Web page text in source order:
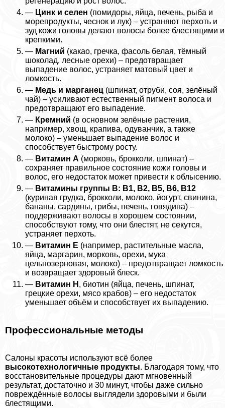
— Цинк и селен (помидоры, яйца, печень, рыба и
морепродукты, чеснок и лук) – устраняют перхоть и
зуд кожи головы делают волосы более блестящими и
крепкими.
— Магний (какао, гречка, фасоль белая, тёмный
шоколад, лесные орехи) – предотвращает
выпадение волос, устраняет матовый цвет и
ломкость.
— Медь и марганец (шпинат, отруби, соя, зелёный
чай) – усиливают естественный пигмент волоса и
предотвращают его выпадение.
— Кремний (в основном зелёные растения,
например, хвощ, крапива, одуванчик, а также
молоко) – уменьшает выпадение волос и
способствует быстрому росту.
— Витамин А (морковь, брокколи, шпинат) –
сохраняет правильное состояние кожи головы и
волос, его недостаток может привести к облысению.
— Витамины группы B: B1, B2, B5, B6, B12
(куриная грудка, брокколи, молоко, йогурт, свинина,
бананы, сардины, грибы, печень, говядина) –
поддерживают волосы в хорошем состоянии,
способствуют тому, что они блестят, не секутся,
устраняет перхоть.
— Витамин E (например, растительные масла,
яйца, маргарин, морковь, орехи, мука
цельнозерновая, молоко) – предотвращает ломкость
и возвращает здоровый блеск.
— Витамин H , биотин (яйца, печень, шпинат,
грецкие орехи, мясо крабов) – его недостаток
уменьшает объём и способствует их выпадению.
Профессиональные методы
Салоны красоты используют всё более
высокотехнологичные продукты. Благодаря тому, что
восстановительные процедуры дают мгновенный
результат, достаточно и 30 минут, чтобы даже сильно
повреждённые волосы выглядели здоровыми и были
блестящими.